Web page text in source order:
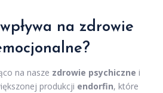
na zdrowie
na nasze zdrowie psychiczne i
produkcji endorfin, które